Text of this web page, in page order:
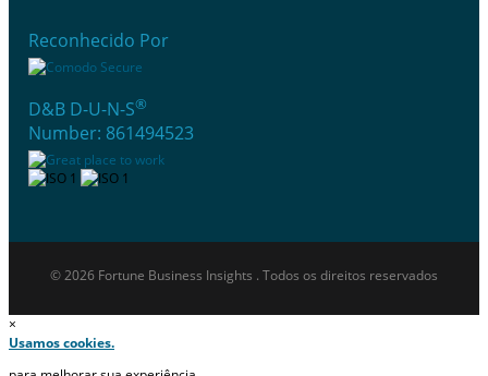
Reconhecido Por
D&B D-U-N-S®
Number: 861494523
© 2026 Fortune Business Insights . Todos os direitos reservados
×
Usamos cookies.